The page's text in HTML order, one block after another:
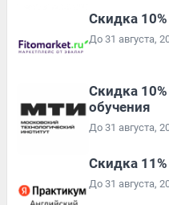
Скидка
До 31 августа,
Скидка
обучения
До 31 августа,
Скидка
До 31 августа,